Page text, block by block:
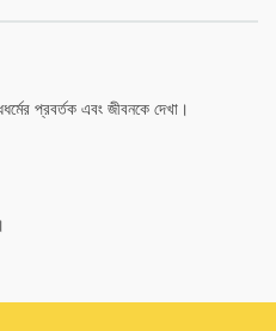
প্রবর্তক এবং জীবনকে দেখা।